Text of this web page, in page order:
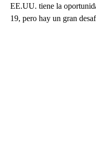
EE.UU. tiene la
19, pero hay un gran